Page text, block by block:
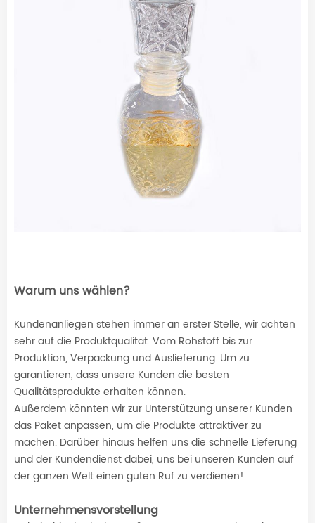
Warum uns wählen?
Kundenanliegen stehen immer an erster Stelle, wir achten
sehr auf die Produktqualität. Vom Rohstoff bis zur
Produktion, Verpackung und Auslieferung. Um zu
garantieren, dass unsere Kunden die besten
Qualitätsprodukte erhalten können.
Außerdem könnten wir zur Unterstützung unserer Kunden
das Paket anpassen, um die Produkte attraktiver zu
machen. Darüber hinaus helfen uns die schnelle Lieferung
und der Kundendienst dabei, uns bei unseren Kunden auf
der ganzen Welt einen guten Ruf zu verdienen!
Unternehmensvorstellung